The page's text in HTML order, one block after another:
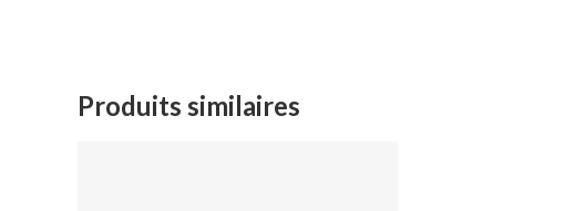
Produits similaires